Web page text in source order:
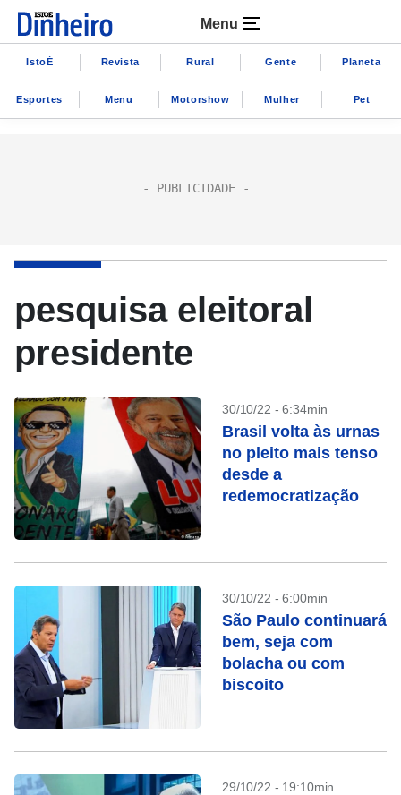
Menu
IstoÉ Revista Rural Gente Planeta
Esportes Menu Motorshow Mulher Pet
pesquisa eleitoral
presidente
30/10/22 - 6:34min
Brasil volta às urnas
no pleito mais tenso
desde a
redemocratização
30/10/22 - 6:00min
São Paulo continuará
bem, seja com
bolacha ou com
biscoito
29/10/22 - 19:10min